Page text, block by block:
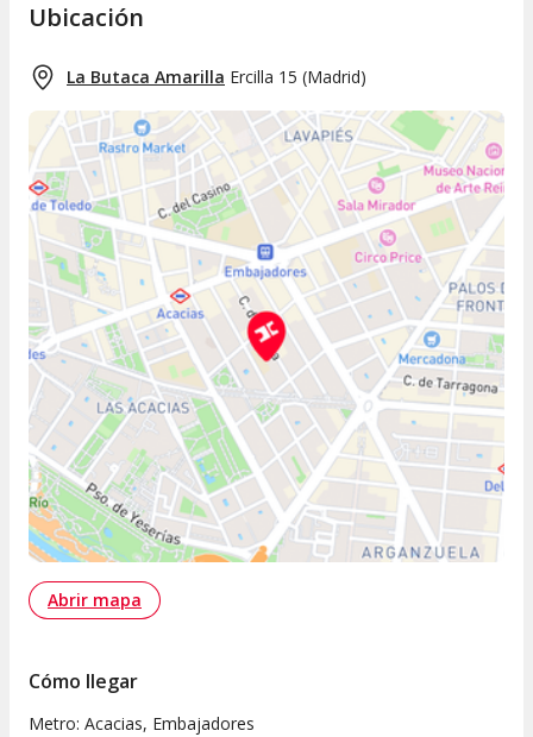
Ubicación
La Butaca Amarilla Ercilla 15 (Madrid)
Abrir mapa
Cómo llegar
Metro: Acacias, Embajadores